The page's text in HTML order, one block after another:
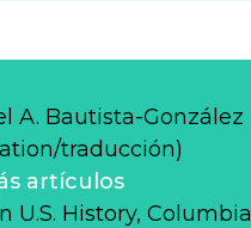
A. Bautista-González
traducción)
artículos
U.S. History, Columbia